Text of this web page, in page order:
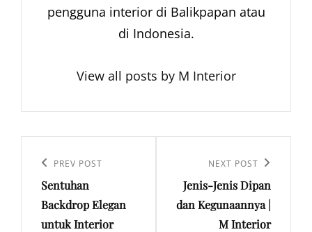
pengguna interior di Balikpapan atau
di Indonesia.
View all posts by M Interior
posPrevious
Post
PREV POST
Sentuhan
Backdrop Elegan
untuk Interior
Post
NEXT POST
Jenis-Jenis Dipan
dan Kegunaannya |
M Interior